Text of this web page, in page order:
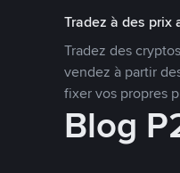
Tradez à des prix
Tradez des
vendez à partir
fixer vos propres
Blog